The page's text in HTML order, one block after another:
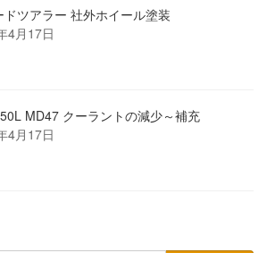
ドツアラー 社外ホイール塗装
4月17日
MD47 クーラントの減少～補充
4月17日